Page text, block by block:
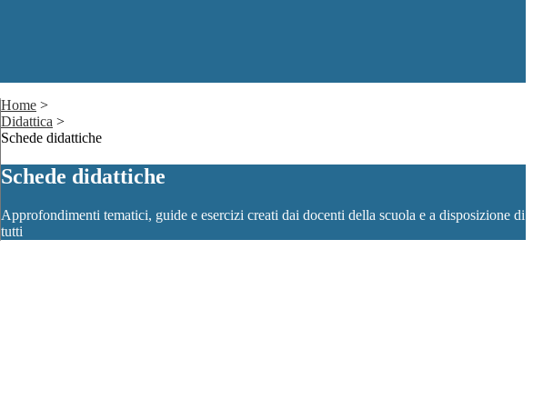
Home >
Didattica >
Schede didattiche
Schede didattiche
Approfondimenti tematici, guide e esercizi creati dai docenti della scuola e a disposizione di
tutti